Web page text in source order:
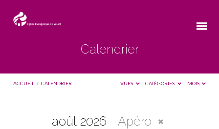
Calendrier
ACCUEIL / CALENDRIER VUES CATÉGORIES MOIS
août 2026 Apéro